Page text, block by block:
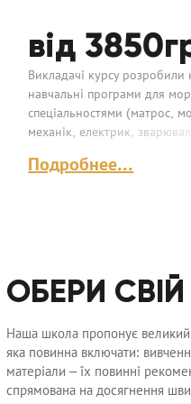
від 3850
Викладачі курсу розробили
навчальні програми для
спеціальностями (матрос,
механік, електрик,
моряк з...
Подробнее...
ОБЕРИ
Наша школа пропонує великий
яка повинна включати:
матеріали – їх повинні
спрямована на досягнення